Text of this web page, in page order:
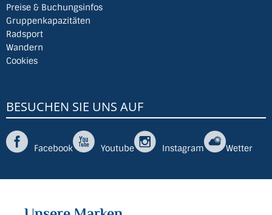
Preise & Buchungsinfos
Gruppenkapazitäten
Radsport
Wandern
Cookies
BESUCHEN SIE UNS AUF
Facebook Youtube Instagram Wetter